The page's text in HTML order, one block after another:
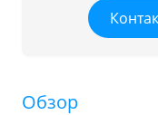
Обзор